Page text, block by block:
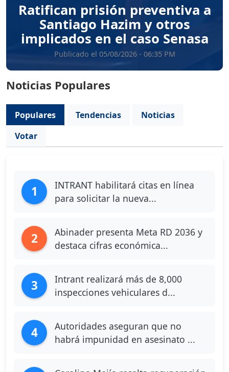
Ratifican prisión preventiva a
Santiago Hazim y otros
implicados en el caso Senasa
Publicado el 05/08/2026 - 06:35 PM
Noticias Populares
Populares Tendencias
Noticias
Votar
1
INTRANT habilitará citas en línea
para solicitar la nueva...
2
Abinader presenta Meta RD 2036 y
destaca cifras económica...
3
Intrant realizará más de 8,000
inspecciones vehiculares d...
4
Autoridades aseguran que no
habrá impunidad en asesinato ...